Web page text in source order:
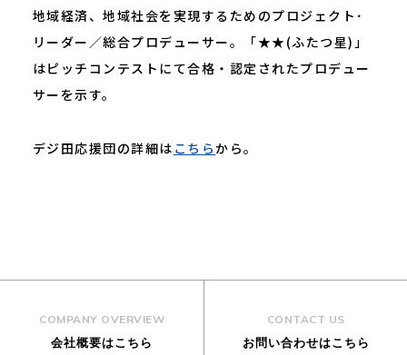
地域経済、地域社会を実現するためのプロジェクト･
リーダー／総合プロデューサー。「★★(ふたつ星)」
はピッチコンテストにて合格・認定されたプロデュー
サーを示す。
デジ田応援団の詳細は こちらから。
COMPANY OVERVIEW
会社概要はこちら
CONTACT US
お問い合わせはこちら